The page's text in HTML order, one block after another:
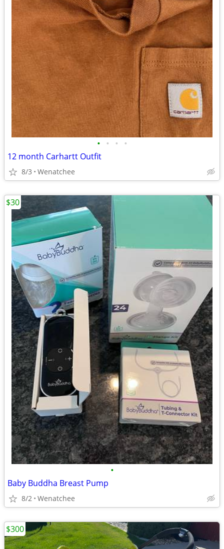
• • • •
12 month Carhartt Outfit
8/3 Wenatchee
•
Baby Buddha Breast Pump
8/2 Wenatchee
$30
$300